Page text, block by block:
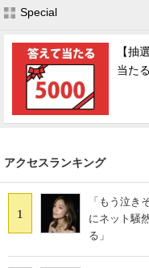
Special
【抽
当た
アクセスランキング
1
「もう泣き
にネット騒
る」